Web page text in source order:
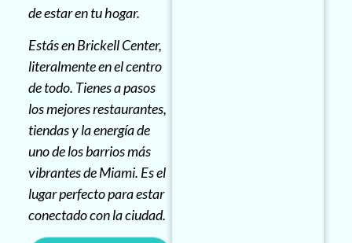
de estar en tu hogar.
Estás en Brickell Center,
literalmente en el centro
de todo. Tienes a pasos
los mejores restaurantes,
tiendas y la energía de
uno de los barrios más
vibrantes de Miami. Es el
lugar perfecto para estar
conectado con la ciudad.